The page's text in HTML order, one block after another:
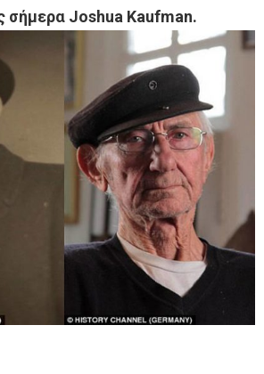
σήμερα Joshua Kaufman.